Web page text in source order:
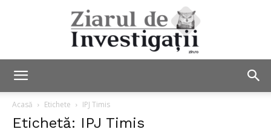
Acasă Etichete IPJ Timis
Etichetă: IPJ Timis